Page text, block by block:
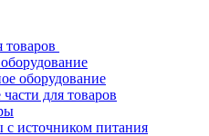
товаров
оборудование
для товаров
источником питания